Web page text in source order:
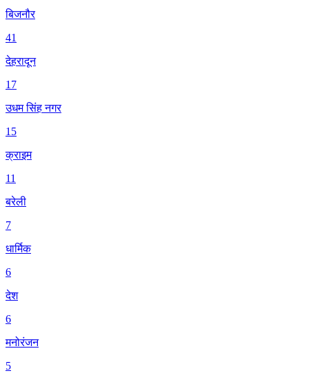
बिजनौर
41
देहरादून
17
उधम सिंह नगर
15
क्राइम
11
बरेली
7
धार्मिक
6
देश
6
मनोरंजन
5